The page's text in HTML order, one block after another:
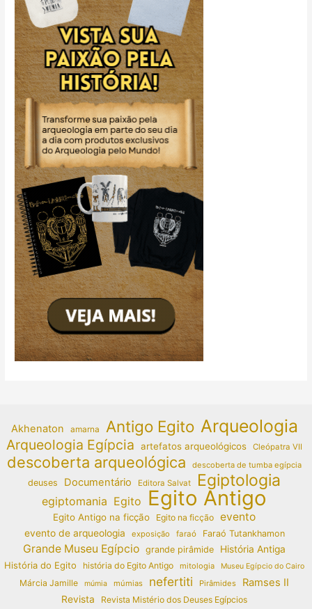
Akhenaton amarna Antigo Egito Arqueologia
Arqueologia Egípcia artefatos arqueológicos Cleópatra VII
descoberta arqueológica descoberta de tumba egípcia
deuses Documentário Editora Salvat Egiptologia
egiptomania Egito Egito Antigo
Egito Antigo na ficção Egito na ficção evento
evento de arqueologia exposição faraó Faraó Tutankhamon
Grande Museu Egípcio grande pirâmide
História Antiga
História do Egito
história do Egito Antigo mitologia Museu Egípcio do Cairo
Márcia Jamille múmia múmias nefertiti Pirâmides Ramses II
Revista
Revista Mistério dos Deuses Egípcios